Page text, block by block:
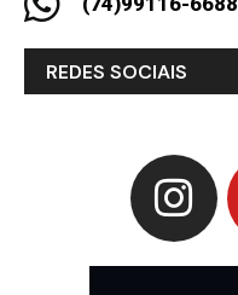
REDES SOCIAIS